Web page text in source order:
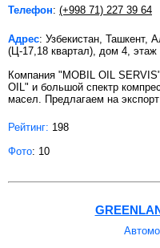
Телефон: (+998 71) 227 39 64
Адрес: Узбекистан, Ташкент,
(Ц-17,18 квартал), дом 4,
Компания "MOBIL OIL
OIL" и большой спектр
масел. Предлагаем на
Рейтинг: 198
Фото: 10